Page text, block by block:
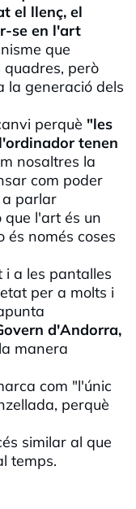
el llenç, el
se en l'art
que
quadres, però
la generació dels
perquè "les
tenen
nosaltres la
com poder
a parlar
que l'art és un
només coses
i a les pantalles
per a molts i
d'Andorra,
manera
com "l'únic
perquè
similar al que
temps.